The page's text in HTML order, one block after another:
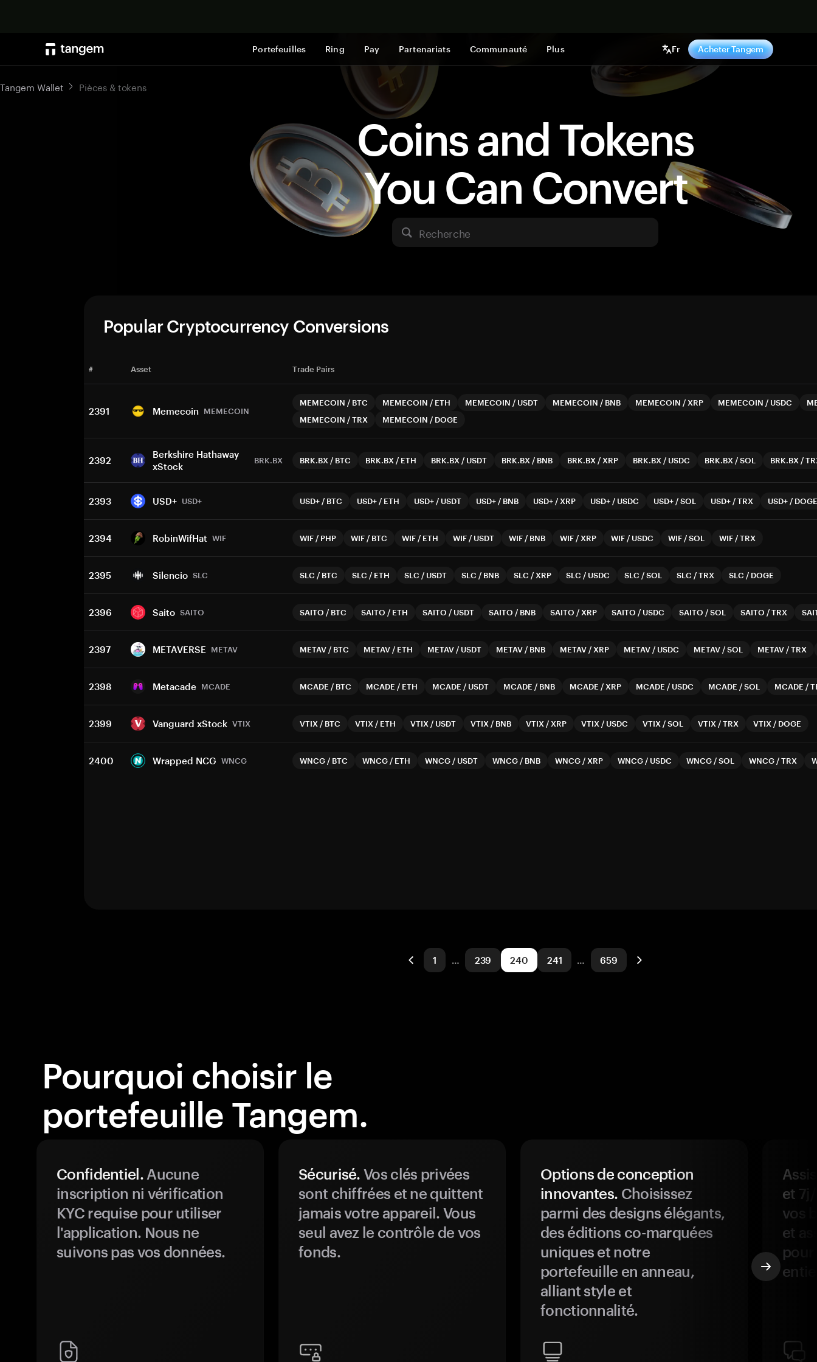
Portefeuilles Ring Pay Partenariats Communauté Plus Fr Acheter Tangem
Coins and Tokens
You Can Convert
Recherche
Tangem Wallet Pièces & tokens
Popular Cryptocurrency Conversions
# Asset Trade Pairs
2391 Memecoin MEMECOIN
MEMECOIN / BTC MEMECOIN / ETH MEMECOIN / USDT MEMECOIN / BNB MEMECOIN / XRP MEMECOIN / USDC
MEMECOIN /TRX MEMECOIN / DOGE
2392
Berkshire Hathaway
xStock
BRK.BX BRK.BX / BTC BRK.BX / ETH BRK.BX / USDT BRK.BX / BNB BRK.BX / XRP BRK.BX / USDC BRK.BX /SOL BRK.BX /
2393 USD+ USD+ USD+ / BTC USD+ / ETH USD+ / USDT USD+ / BNB USD+ / XRP USD+ / USDC USD+ /SOL USD+ /TRX USD+ / DOGE
2394 RobinWifHat WIF WIF / PHP WIF / BTC WIF / ETH WIF / USDT WIF / BNB WIF / XRP WIF / USDC WIF /SOL WIF /TRX
2395 Silencio SLC SLC / BTC SLC / ETH SLC / USDT SLC / BNB SLC / XRP SLC / USDC SLC /SOL SLC /TRX SLC / DOGE
2396 Saito SAITO SAITO / BTC SAITO / ETH SAITO / USDT SAITO / BNB SAITO / XRP SAITO / USDC SAITO /SOL SAITO /TRX
2397 METAVERSE METAV METAV / BTC METAV / ETH METAV / USDT METAV / BNB METAV / XRP METAV / USDC METAV /SOL METAV /TRX
2398 Metacade MCADE MCADE / BTC MCADE / ETH MCADE / USDT MCADE / BNB MCADE / XRP MCADE / USDC MCADE /SOL MCADE /
2399 Vanguard xStock VTIX VTIX / BTC VTIX / ETH VTIX / USDT VTIX / BNB VTIX / XRP VTIX / USDC VTIX /SOL VTIX /TRX VTIX / DOGE
2400 Wrapped NCG WNCG WNCG / BTC WNCG / ETH WNCG / USDT WNCG / BNB WNCG / XRP WNCG / USDC WNCG /SOL WNCG /TRX
1 … 239 240 241 … 659
Pourquoi choisir le
portefeuille Tangem.
Confidentiel.Aucune
inscription ni vérification
KYC requise pour utiliser
l'application. Nous ne
suivons pas vos données.
Sécurisé. Vos clés privées
sont chiffrées et ne quittent
jamais votre appareil. Vous
seul avez le contrôle de vos
fonds.
Options de conception
innovantes. Choisissez
parmi des designs élégants,
des éditions co-marquées
uniques et notre
portefeuille en anneau,
alliant style et
fonctionnalité.
et
vos
et